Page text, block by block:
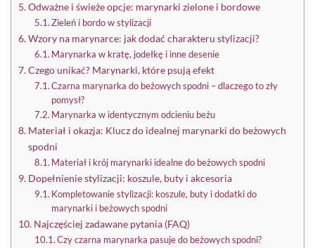
Odważne i świeże opcje: marynarki zielone i bordowe
Zieleń i bordo w stylizacji
Wzory na marynarce: jak dodać charakteru stylizacji?
Marynarka w kratę, jodełkę i inne desenie
Czego unikać? Marynarki, które psują efekt
Czarna marynarka do beżowych spodni – dlaczego to zły
pomysł?
Marynarka w identycznym odcieniu beżu
Materiał i okazja: Klucz do idealnej marynarki do beżowych
spodni
Materiał i krój marynarki idealne do beżowych spodni
Dopełnienie stylizacji: koszule, buty i akcesoria
Kompletowanie stylizacji: koszule, buty i dodatki do
marynarki i beżowych spodni
Najczęściej zadawane pytania (FAQ)
Czy czarna marynarka pasuje do beżowych spodni?